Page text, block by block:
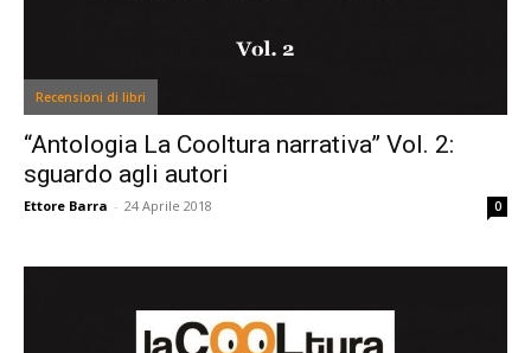
Recensioni di libri
“Antologia La Cooltura narrativa” Vol. 2:
sguardo agli autori
Ettore Barra - 24 Aprile 2018 0